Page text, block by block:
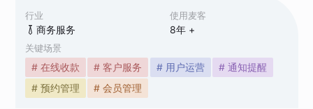
行业
商务服务
使用麦客
8年 +
关键场景
# 在线收款 # 客户服务 # 用户运营
# 通知提醒
# 预约管理
# 会员管理